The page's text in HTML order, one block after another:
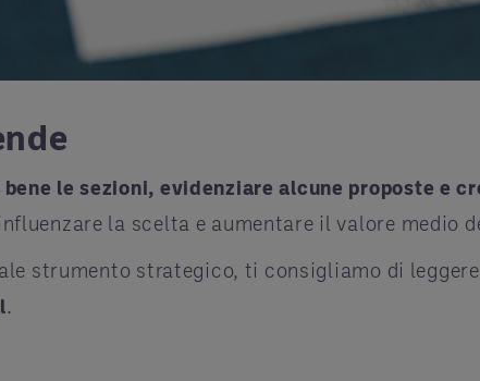
le sezioni, evidenziare alcune proposte e
la scelta e aumentare il valore medio
strumento strategico, ti consigliamo di
.